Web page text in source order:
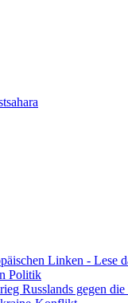
Linken - Lese
Politik
Russlands gegen